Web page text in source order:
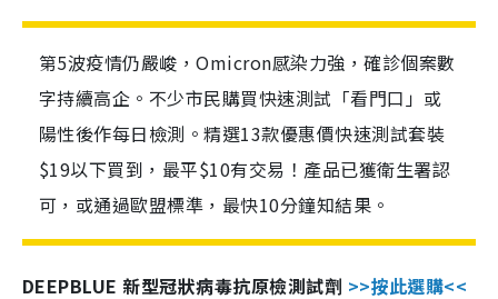
第5波疫情仍嚴峻，Omicron感染力強，確診個案數
字持續高企。不少市民購買快速測試「看門口」或
陽性後作每日檢測。精選13款優惠價快速測試套裝
$19以下買到，最平$10有交易！產品已獲衛生署認
可，或通過歐盟標準，最快10分鐘知結果。
DEEPBLUE 新型冠狀病毒抗原檢測試劑 >>按此選購<<